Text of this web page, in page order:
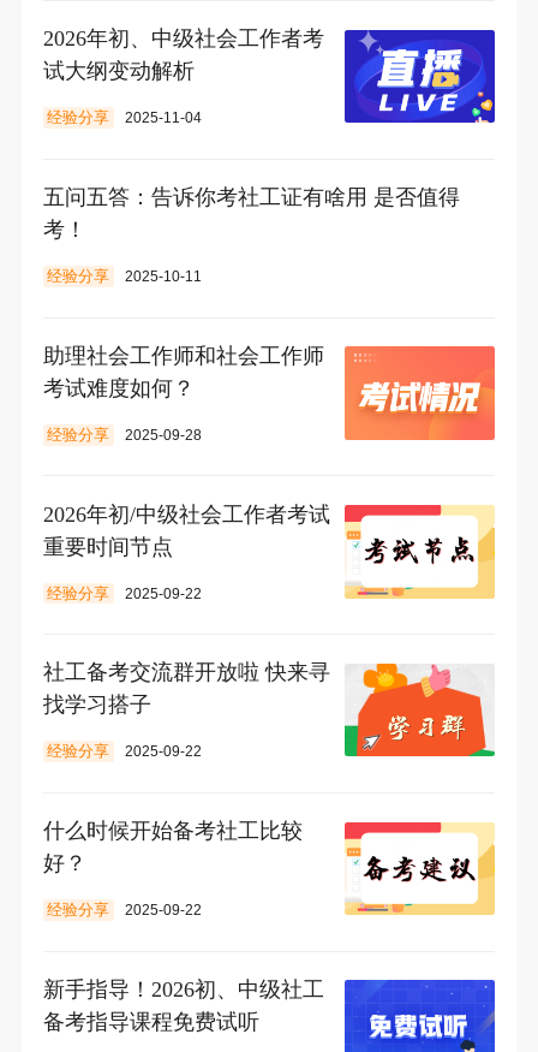
2026年初、中级社会工作者考
试大纲变动解析
经验分享 2025-11-04
五问五答：告诉你考社工证有啥用 是否值得
考！
经验分享 2025-10-11
助理社会工作师和社会工作师
考试难度如何？
经验分享 2025-09-28
2026年初/中级社会工作者考试
重要时间节点
经验分享 2025-09-22
社工备考交流群开放啦 快来寻
找学习搭子
经验分享 2025-09-22
什么时候开始备考社工比较
好？
经验分享 2025-09-22
新手指导！2026初、中级社工
备考指导课程免费试听